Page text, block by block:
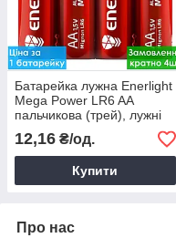
Батарейка лужна Enerlight
Mega Power LR6 AA
пальчикова (трей), лужні
батарейки для ліхтарів
12,16 ₴/од.
Купити
Про нас